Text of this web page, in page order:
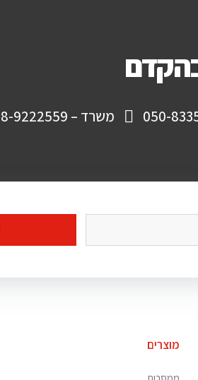
משרד – 08-9222559
מוצרים